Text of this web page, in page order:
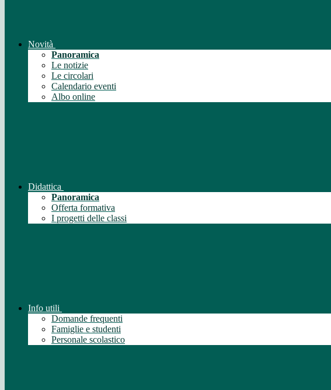
Novità
Panoramica
Le notizie
Le circolari
Calendario eventi
Albo online
Didattica
Panoramica
Offerta formativa
I progetti delle classi
Info utili
Domande frequenti
Famiglie e studenti
Personale scolastico